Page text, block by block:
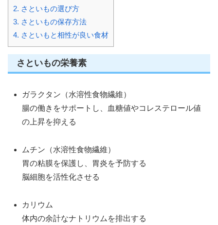
2. さといもの選び方
3. さといもの保存方法
4. さといもと相性が良い食材
さといもの栄養素
ガラクタン（水溶性食物繊維）
腸の働きをサポートし、血糖値やコレステロール値
の上昇を抑える
ムチン（水溶性食物繊維）
胃の粘膜を保護し、胃炎を予防する
脳細胞を活性化させる
カリウム
体内の余計なナトリウムを排出する